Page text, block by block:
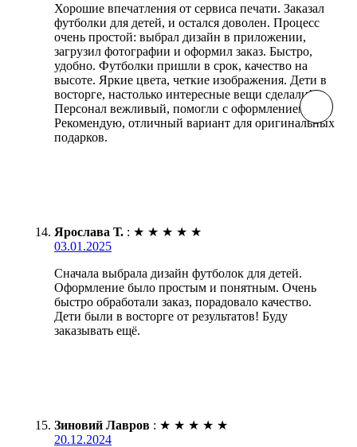
Хорошие впечатления от сервиса печати. Заказал
футболки для детей, и остался доволен. Процесс
очень простой: выбрал дизайн в приложении,
загрузил фотографии и оформил заказ. Быстро,
удобно. Футболки пришли в срок, качество на
высоте. Яркие цвета, четкие изображения. Дети в
восторге, настолько интересные вещи сделали!
Персонал вежливый, помогли с оформлением.
Рекомендую, отличный вариант для оригинальных
подарков.
Ярослава Т. : ★ ★ ★ ★ ★
03.01.2025
Сначала выбрала дизайн футболок для детей.
Оформление было простым и понятным. Очень
быстро обработали заказ, порадовало качество.
Дети были в восторге от результатов! Буду
заказывать ещё.
Зиновий Лавров : ★ ★ ★ ★ ★
20.12.2024